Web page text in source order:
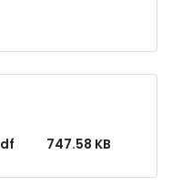
747.58 KB